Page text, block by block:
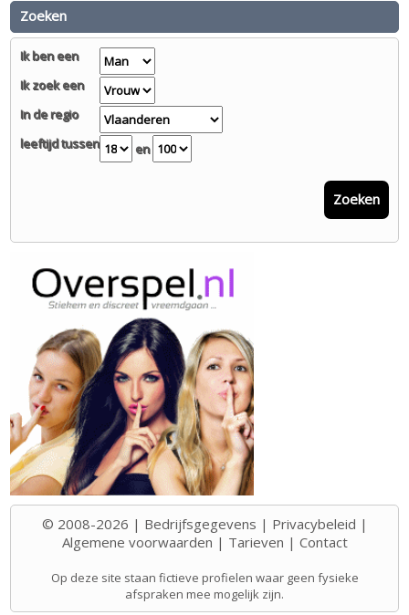
Zoeken
Ik ben een
Ik zoek een
In de regio
leeftijd tussen
en
Zoeken
© 2008-2026 | Bedrijfsgegevens | Privacybeleid |
Algemene voorwaarden | Tarieven | Contact
Op deze site staan fictieve profielen waar geen fysieke
afspraken mee mogelijk zijn.